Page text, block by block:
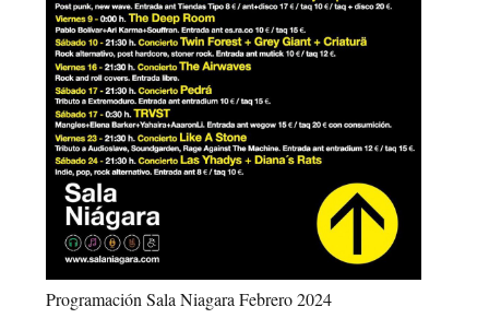
Programación Sala Niagara Febrero 2024